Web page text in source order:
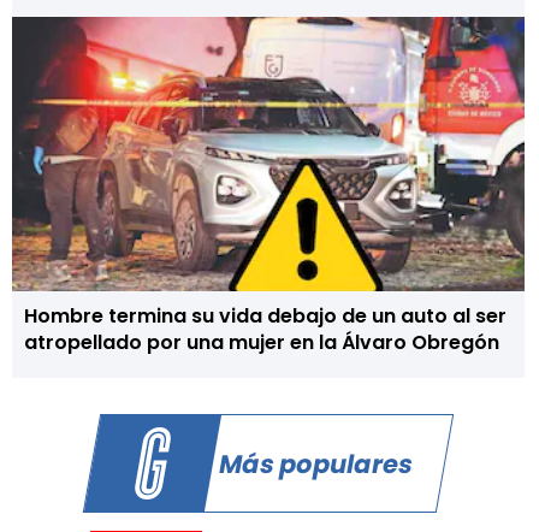
Hombre termina su vida debajo de un auto al ser
atropellado por una mujer en la Álvaro Obregón
Más populares